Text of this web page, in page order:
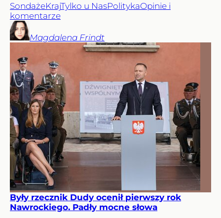
SondażeKrajTylko u NasPolitykaOpinie i
komentarze
Magdalena Frindt
Były rzecznik Dudy ocenił pierwszy rok
Nawrockiego. Padły mocne słowa